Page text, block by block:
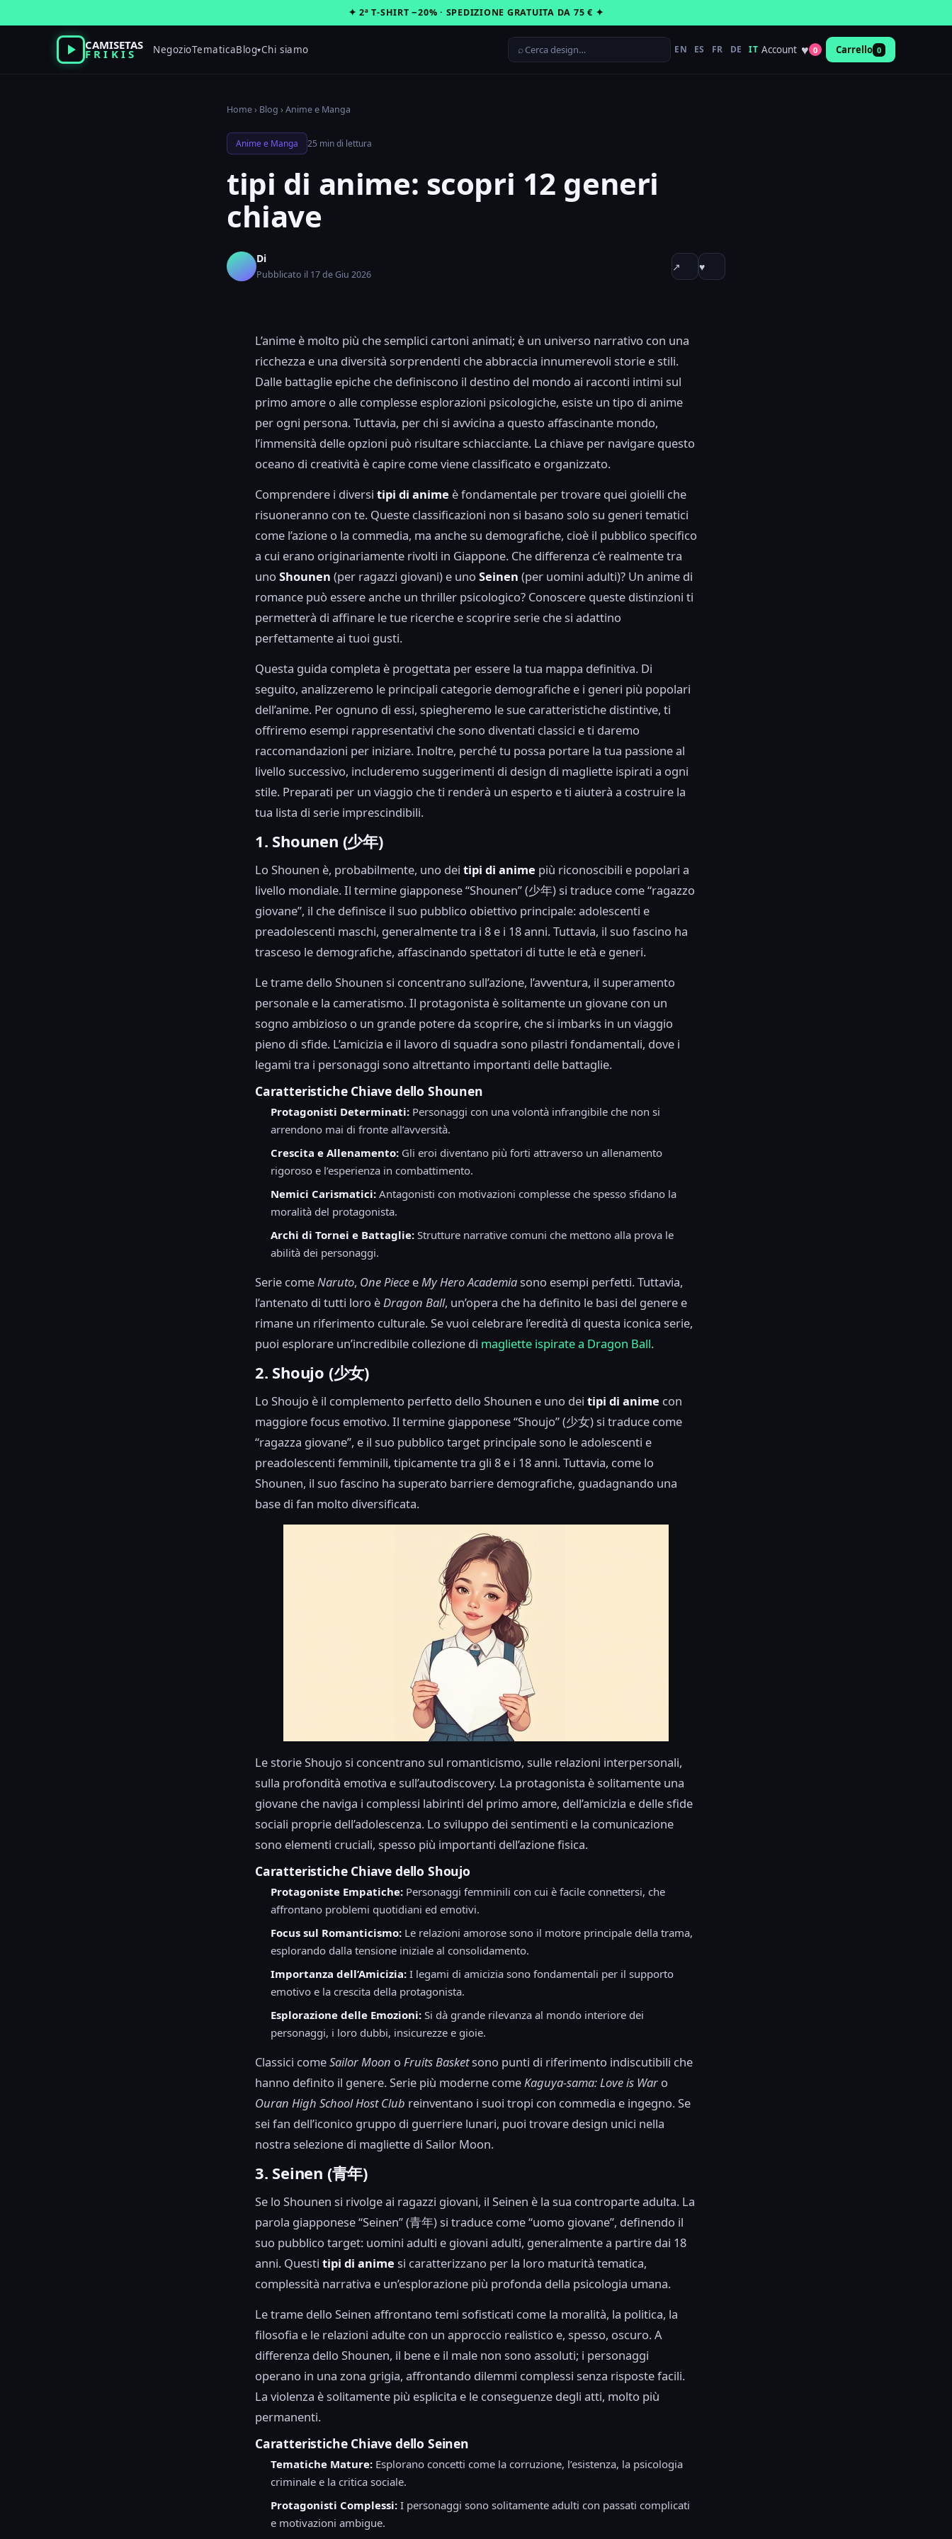
al
✦ 2ª T-SHIRT −20% · SPEDIZIONE GRATUITA DA 75 € ✦
CAMISETAS
FRIKIS NegozioTematicaBlog▾Chi siamo ⌕ EN ES FR DE IT Account ♥ 0 Carrello 0
Home› Blog ›Anime e Manga
Anime e Manga 25 min di lettura
tipi di anime: scopri 12 generi
chiave
Di
Pubblicato il 17 de Giu 2026
↗ ♥
L’anime è molto più che semplici cartoni animati; è un universo narrativo con una
ricchezza e una diversità sorprendenti che abbraccia innumerevoli storie e stili.
Dalle battaglie epiche che definiscono il destino del mondo ai racconti intimi sul
primo amore o alle complesse esplorazioni psicologiche, esiste un tipo di anime
per ogni persona. Tuttavia, per chi si avvicina a questo affascinante mondo,
l’immensità delle opzioni può risultare schiacciante. La chiave per navigare questo
oceano di creatività è capire come viene classificato e organizzato.
Comprendere i diversi tipi di anime è fondamentale per trovare quei gioielli che
risuoneranno con te. Queste classificazioni non si basano solo su generi tematici
come l’azione o la commedia, ma anche su demografiche, cioè il pubblico specifico
a cui erano originariamente rivolti in Giappone. Che differenza c’è realmente tra
uno Shounen (per ragazzi giovani) e uno Seinen (per uomini adulti)? Un anime di
romance può essere anche un thriller psicologico? Conoscere queste distinzioni ti
permetterà di affinare le tue ricerche e scoprire serie che si adattino
perfettamente ai tuoi gusti.
Questa guida completa è progettata per essere la tua mappa definitiva. Di
seguito, analizzeremo le principali categorie demografiche e i generi più popolari
dell’anime. Per ognuno di essi, spiegheremo le sue caratteristiche distintive, ti
offriremo esempi rappresentativi che sono diventati classici e ti daremo
raccomandazioni per iniziare. Inoltre, perché tu possa portare la tua passione al
livello successivo, includeremo suggerimenti di design di magliette ispirati a ogni
stile. Preparati per un viaggio che ti renderà un esperto e ti aiuterà a costruire la
tua lista di serie imprescindibili.
1. Shounen (少年)
Lo Shounen è, probabilmente, uno dei tipi di anime più riconoscibili e popolari a
livello mondiale. Il termine giapponese “Shounen” (少年) si traduce come “ragazzo
giovane”, il che definisce il suo pubblico obiettivo principale: adolescenti e
preadolescenti maschi, generalmente tra i 8 e i 18 anni. Tuttavia, il suo fascino ha
trasceso le demografiche, affascinando spettatori di tutte le età e generi.
Le trame dello Shounen si concentrano sull’azione, l’avventura, il superamento
personale e la cameratismo. Il protagonista è solitamente un giovane con un
sogno ambizioso o un grande potere da scoprire, che si imbarks in un viaggio
pieno di sfide. L’amicizia e il lavoro di squadra sono pilastri fondamentali, dove i
legami tra i personaggi sono altrettanto importanti delle battaglie.
Caratteristiche Chiave dello Shounen
Protagonisti Determinati: Personaggi con una volontà infrangibile che non si
arrendono mai di fronte all’avversità.
Crescita e Allenamento: Gli eroi diventano più forti attraverso un allenamento
rigoroso e l’esperienza in combattimento.
Nemici Carismatici: Antagonisti con motivazioni complesse che spesso sfidano la
moralità del protagonista.
Archi di Tornei e Battaglie: Strutture narrative comuni che mettono alla prova le
abilità dei personaggi.
Serie comeNaruto, One Piece eMy Hero Academiasono esempi perfetti. Tuttavia,
l’antenato di tutti loro èDragon Ball, un’opera che ha definito le basi del genere e
rimane un riferimento culturale. Se vuoi celebrare l’eredità di questa iconica serie,
puoi esplorare un’incredibile collezione di magliette ispirate a Dragon Ball.
2. Shoujo (少女)
Lo Shoujo è il complemento perfetto dello Shounen e uno dei tipi di anime con
maggiore focus emotivo. Il termine giapponese “Shoujo” (少女) si traduce come
“ragazza giovane”, e il suo pubblico target principale sono le adolescenti e
preadolescenti femminili, tipicamente tra gli 8 e i 18 anni. Tuttavia, come lo
Shounen, il suo fascino ha superato barriere demografiche, guadagnando una
base di fan molto diversificata.
Le storie Shoujo si concentrano sul romanticismo, sulle relazioni interpersonali,
sulla profondità emotiva e sull’autodiscovery. La protagonista è solitamente una
giovane che naviga i complessi labirinti del primo amore, dell’amicizia e delle sfide
sociali proprie dell’adolescenza. Lo sviluppo dei sentimenti e la comunicazione
sono elementi cruciali, spesso più importanti dell’azione fisica.
Caratteristiche Chiave dello Shoujo
Protagoniste Empatiche: Personaggi femminili con cui è facile connettersi, che
affrontano problemi quotidiani ed emotivi.
Focus sul Romanticismo: Le relazioni amorose sono il motore principale della trama,
esplorando dalla tensione iniziale al consolidamento.
Importanza dell’Amicizia: I legami di amicizia sono fondamentali per il supporto
emotivo e la crescita della protagonista.
Esplorazione delle Emozioni: Si dà grande rilevanza al mondo interiore dei
personaggi, i loro dubbi, insicurezze e gioie.
Classici comeSailor Moon o Fruits Basketsono punti di riferimento indiscutibili che
hanno definito il genere. Serie più moderne comeKaguya-sama: Love is War o
Ouran High School Host Club reinventano i suoi tropi con commedia e ingegno. Se
sei fan dell’iconico gruppo di guerriere lunari, puoi trovare design unici nella
nostra selezione di magliette di Sailor Moon.
3. Seinen (青年)
Se lo Shounen si rivolge ai ragazzi giovani, il Seinen è la sua controparte adulta. La
parola giapponese “Seinen” (青年) si traduce come “uomo giovane”, definendo il
suo pubblico target: uomini adulti e giovani adulti, generalmente a partire dai 18
anni. Questi tipi di anime si caratterizzano per la loro maturità tematica,
complessità narrativa e un’esplorazione più profonda della psicologia umana.
Le trame dello Seinen affrontano temi sofisticati come la moralità, la politica, la
filosofia e le relazioni adulte con un approccio realistico e, spesso, oscuro. A
differenza dello Shounen, il bene e il male non sono assoluti; i personaggi
operano in una zona grigia, affrontando dilemmi complessi senza risposte facili.
La violenza è solitamente più esplicita e le conseguenze degli atti, molto più
permanenti.
Caratteristiche Chiave dello Seinen
Tematiche Mature: Esplorano concetti come la corruzione, l’esistenza, la psicologia
criminale e la critica sociale.
Protagonisti Complessi: I personaggi sono solitamente adulti con passati complicati
e motivazioni ambigue.